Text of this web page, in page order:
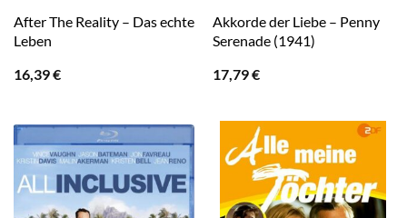
After The Reality – Das echte
Leben
16,39€
Akkorde der Liebe – Penny
Serenade (1941)
17,79€